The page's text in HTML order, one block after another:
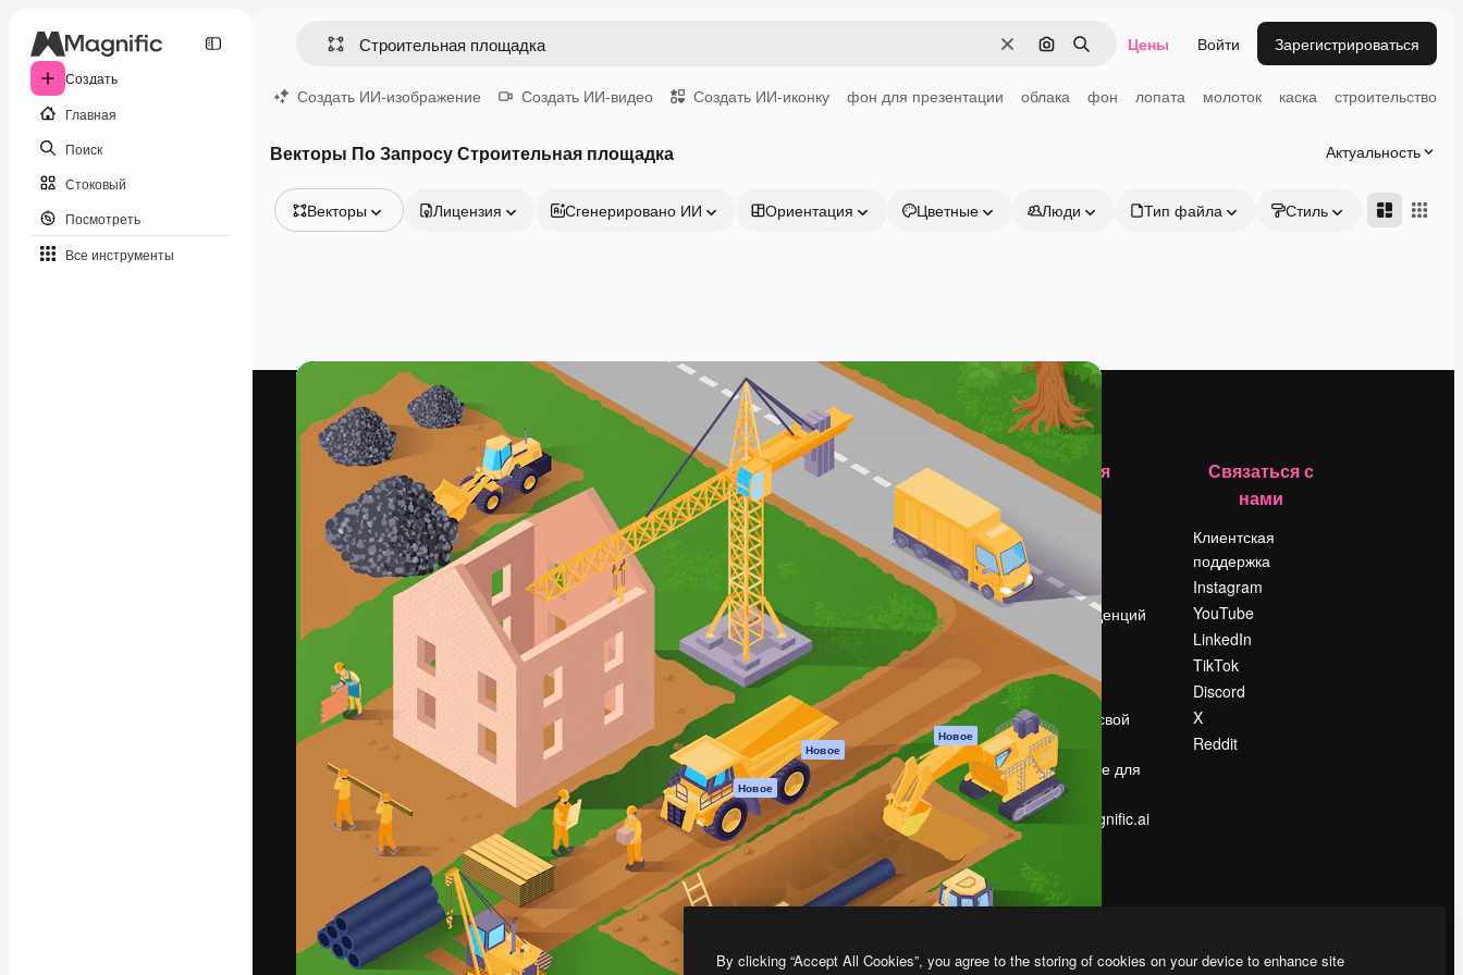
Создать
Главная
Поиск
Стоковый
Посмотреть
Все инструменты
ОчиститьПоиск по изображению
Поиск Цены Войти Зарегистрироваться
Создать ИИ-изображение Создать ИИ-видео Создать ИИ-иконку фон для презентации облака фон лопата молоток каска строительство
Векторы По Запросу Строительная площадка Актуальность
Векторы
Видео
Моушн-дизайн
Видеошаблоны
Иконки
3D-модели
Лицензия Сгенерировано ИИ Ориентация Цветные Люди Тип файла Стиль Адвансд
Креативная платформа для создания
ваших лучших работ. Более 1 миллиона
подписчиков среди креаторов,
предприятий, агентств и студий.
Pусский
Продукция
Spaces
ИИ-помощник
Генератор
изображений ИИ
Генератор видео
ИИ
Генератор голоса
на основе ИИ
Стоковый контент
MCP для
Claude/ChatGPT
Новое
Агенты Новое
API
Мобильное
приложение
Все инструменты
Magnific
Начать
Документация по
Пакету ИИ
Служба
Условия и
положения
Политика
конфиденциальности
Оригиналы Новое
Политика файлов
cookie
Центр доверия
Партнеры
Предприятие
Компания
О нас
Reviews
Вакансии
Поиск тенденций
Блог
События
Slidesgo
Продайте свой
контент
Помещение для
прессы
Ищете magnific.ai
Связаться с
нами
Клиентская
поддержка
Instagram
YouTube
LinkedIn
TikTok
Discord
X
Reddit
By clicking “Accept All Cookies”, you agree to the storing of cookies on your device to enhance site